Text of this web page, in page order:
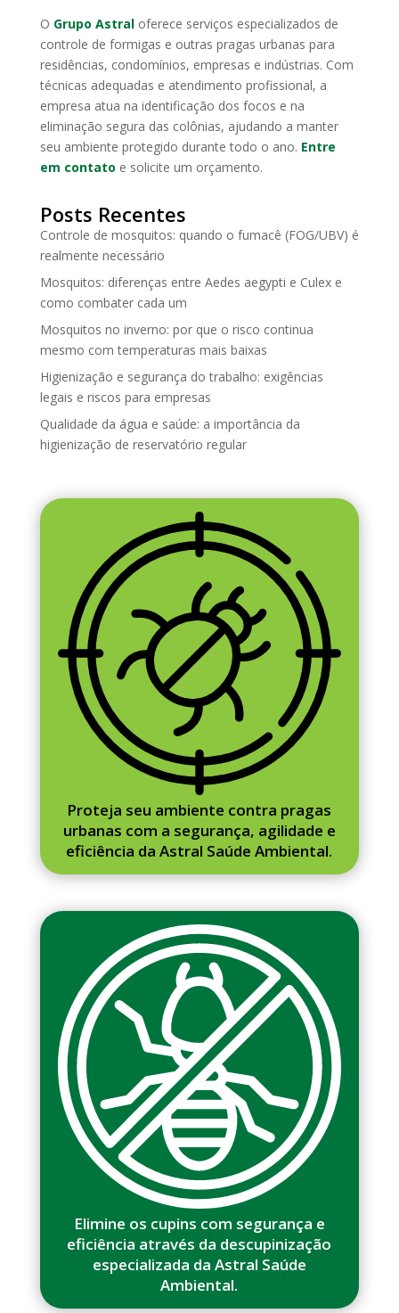
O Grupo Astraloferece serviços especializados de
controle de formigas e outras pragas urbanas para
residências, condomínios, empresas e indústrias. Com
técnicas adequadas e atendimento profissional, a
empresa atua na identificação dos focos e na
eliminação segura das colônias, ajudando a manter
seu ambiente protegido durante todo o ano. Entre
em contato e solicite um orçamento.
Posts Recentes
Controle de mosquitos: quando o fumacê (FOG/UBV) é
realmente necessário
Mosquitos: diferenças entre Aedes aegypti e Culex e
como combater cada um
Mosquitos no inverno: por que o risco continua
mesmo com temperaturas mais baixas
Higienização e segurança do trabalho: exigências
legais e riscos para empresas
Qualidade da água e saúde: a importância da
higienização de reservatório regular
Proteja seu ambiente contra pragas
urbanas com a segurança, agilidade e
eficiência da Astral Saúde Ambiental.
Elimine os cupins com segurança e
eficiência através da descupinização
especializada da Astral Saúde
Ambiental.